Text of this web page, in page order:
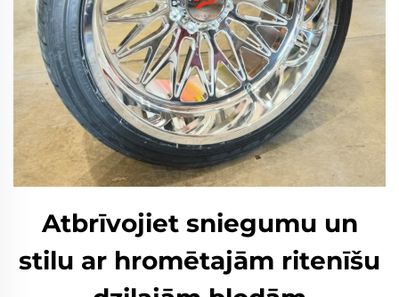
Atbrīvojiet sniegumu un
stilu ar hromētajām ritenīšu